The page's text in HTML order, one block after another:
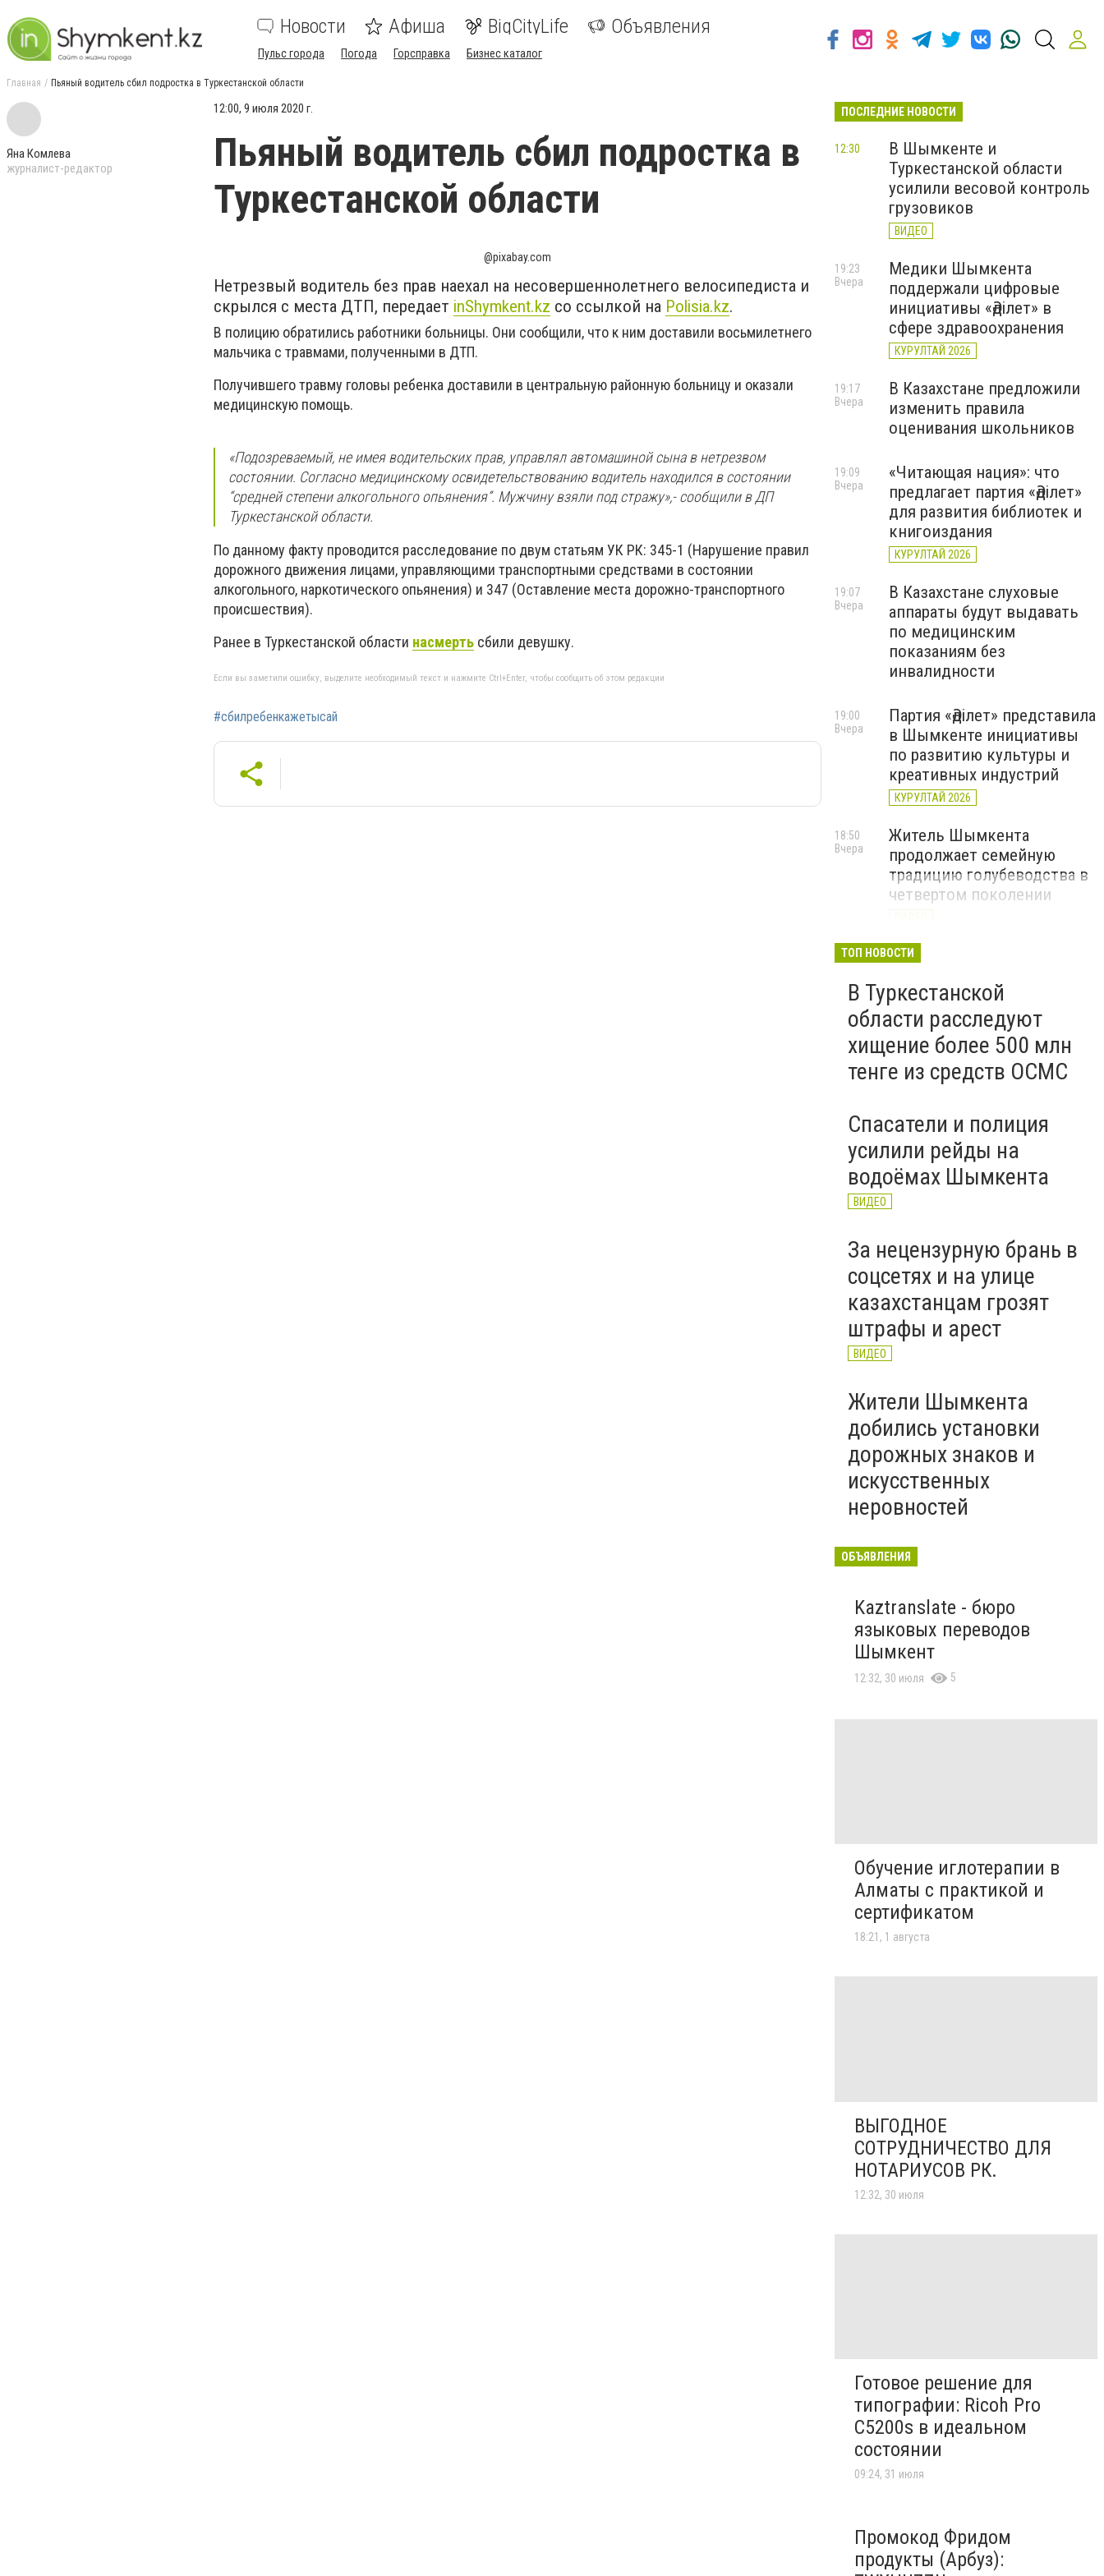
Новости Афиша BigCityLife Объявления
Пульс города Погода Горсправка Бизнес каталог
Главная Пьяный водитель сбил подростка в Туркестанской области
Яна Комлева
журналист-редактор
12:00, 9 июля 2020 г.
Пьяный водитель сбил подростка в
Туркестанской области
@pixabay.com
Нетрезвый водитель без прав наехал на несовершеннолетнего велосипедиста и
скрылся с места ДТП, передает inShymkent.kz со ссылкой на Polisia.kz.
В полицию обратились работники больницы. Они сообщили, что к ним доставили восьмилетнего
мальчика с травмами, полученными в ДТП.
Получившего травму головы ребенка доставили в центральную районную больницу и оказали
медицинскую помощь.
«Подозреваемый, не имея водительских прав, управлял автомашиной сына в нетрезвом
состоянии. Согласно медицинскому освидетельствованию водитель находился в состоянии
“средней степени алкогольного опьянения”. Мужчину взяли под стражу»,- сообщили в ДП
Туркестанской области.
По данному факту проводится расследование по двум статьям УК РК: 345-1 (Нарушение правил
дорожного движения лицами, управляющими транспортными средствами в состоянии
алкогольного, наркотического опьянения) и 347 (Оставление места дорожно-транспортного
происшествия).
Ранее в Туркестанской области насмерть сбили девушку.
Если вы заметили ошибку, выделите необходимый текст и нажмите Ctrl+Enter, чтобы сообщить об этом редакции
#сбилребенкажетысай
ПОСЛЕДНИЕ НОВОСТИ
В Шымкенте и
Туркестанской области
усилили весовой контроль
грузовиков
ВИДЕО
12:30
Медики Шымкента
поддержали цифровые
инициативы «Әділет» в
сфере здравоохранения
КУРУЛТАЙ 2026
19:23
Вчера
В Казахстане предложили
изменить правила
оценивания школьников
19:17
Вчера
«Читающая нация»: что
предлагает партия «Әділет»
для развития библиотек и
книгоиздания
КУРУЛТАЙ 2026
19:09
Вчера
В Казахстане слуховые
аппараты будут выдавать
по медицинским
показаниям без
инвалидности
19:07
Вчера
Партия «Әділет» представила
в Шымкенте инициативы
по развитию культуры и
креативных индустрий
КУРУЛТАЙ 2026
19:00
Вчера
Житель Шымкента
продолжает семейную
традицию голубеводства в
четвертом поколении
18:50
Вчера
«Әділет» объединила
регионов на форуме
цифровых инициатив
КУРУЛТАЙ 2026
17:22
ТОП НОВОСТИ
В Туркестанской
области расследуют
хищение более 500 млн
тенге из средств ОСМС
Спасатели и полиция
усилили рейды на
водоёмах Шымкента
ВИДЕО
За нецензурную брань в
соцсетях и на улице
казахстанцам грозят
штрафы и арест
ВИДЕО
Жители Шымкента
добились установки
дорожных знаков и
искусственных
неровностей
ОБЪЯВЛЕНИЯ
Kaztranslate - бюро
языковых переводов
Шымкент
12:32, 30 июля 5
Обучение иглотерапии в
Алматы с практикой и
сертификатом
18:21, 1 августа
ВЫГОДНОЕ
СОТРУДНИЧЕСТВО ДЛЯ
НОТАРИУСОВ РК.
12:32, 30 июля
Готовое решение для
типографии: Ricoh Pro
C5200s в идеальном
состоянии
09:24, 31 июля
Промокод Фридом
продукты (Арбуз):